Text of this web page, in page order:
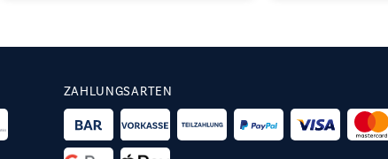
ZAHLUNGSARTEN